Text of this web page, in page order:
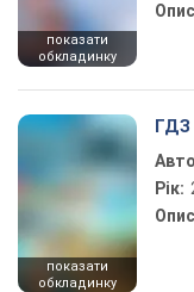
показати
обкладинку
показати
обкладинку
ГДЗ
Рік: